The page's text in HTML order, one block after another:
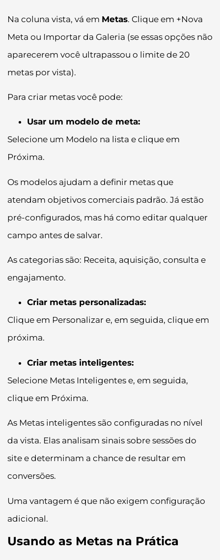
Na coluna vista, vá em Metas. Clique em +Nova
Meta ou Importar da Galeria (se essas opções não
aparecerem você ultrapassou o limite de 20
metas por vista).
Para criar metas você pode:
Usar um modelo de meta:
Selecione um Modelo na lista e clique em
Próxima.
Os modelos ajudam a definir metas que
atendam objetivos comerciais padrão. Já estão
pré-configurados, mas há como editar qualquer
campo antes de salvar.
As categorias são: Receita, aquisição, consulta e
engajamento.
Criar metas personalizadas:
Clique em Personalizar e, em seguida, clique em
próxima.
Criar metas inteligentes:
Selecione Metas Inteligentes e, em seguida,
clique em Próxima.
As Metas inteligentes são configuradas no nível
da vista. Elas analisam sinais sobre sessões do
site e determinam a chance de resultar em
conversões.
Uma vantagem é que não exigem configuração
adicional.
Usando as Metas na Prática